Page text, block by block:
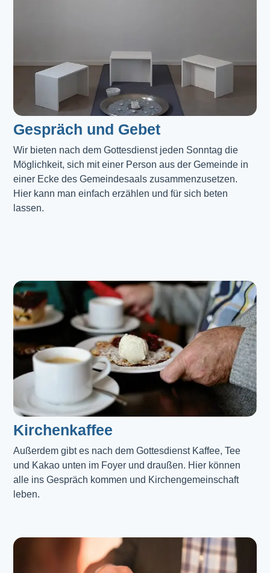
Gespräch und Gebet
Wir bieten nach dem Gottesdienst jeden Sonntag die
Möglichkeit, sich mit einer Person aus der Gemeinde in
einer Ecke des Gemeindesaals zusammenzusetzen.
Hier kann man einfach erzählen und für sich beten
lassen.
Kirchenkaffee
Außerdem gibt es nach dem Gottesdienst Kaffee, Tee
und Kakao unten im Foyer und draußen. Hier können
alle ins Gespräch kommen und Kirchengemeinschaft
leben.